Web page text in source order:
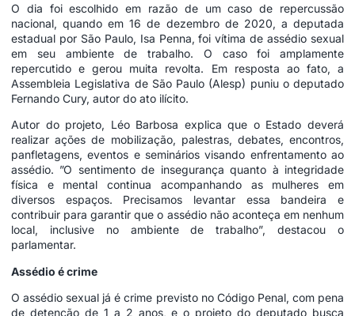
O dia foi escolhido em razão de um caso de repercussão
nacional, quando em 16 de dezembro de 2020, a deputada
estadual por São Paulo, Isa Penna, foi vítima de assédio sexual
em seu ambiente de trabalho. O caso foi amplamente
repercutido e gerou muita revolta. Em resposta ao fato, a
Assembleia Legislativa de São Paulo (Alesp) puniu o deputado
Fernando Cury, autor do ato ilícito.
Autor do projeto, Léo Barbosa explica que o Estado deverá
realizar ações de mobilização, palestras, debates, encontros,
panfletagens, eventos e seminários visando enfrentamento ao
assédio. ”O sentimento de insegurança quanto à integridade
física e mental continua acompanhando as mulheres em
diversos espaços. Precisamos levantar essa bandeira e
contribuir para garantir que o assédio não aconteça em nenhum
local, inclusive no ambiente de trabalho”, destacou o
parlamentar.
Assédio é crime
O assédio sexual já é crime previsto no Código Penal, com pena
de detenção de 1 a 2 anos, e o projeto do deputado busca